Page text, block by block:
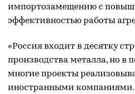
импортозамещению с
эффективностью работы
«Россия входит в десятку
производства металла, но в
многие проекты
иностранными компаниями.